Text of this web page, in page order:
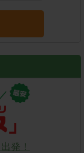
発！